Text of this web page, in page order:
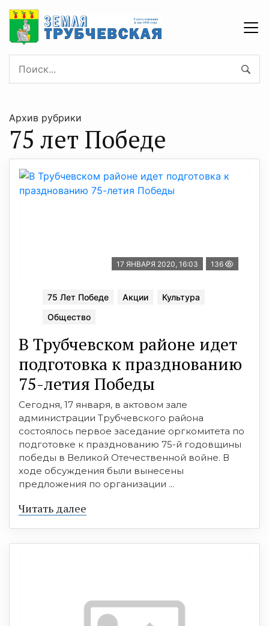
Архив рубрики
75 лет Победе
17 ЯНВАРЯ 2020, 16:03 136
75 Лет Победе Акции
Культура
Общество
В Трубчевском районе идет
подготовка к празднованию
75-летия Победы
Сегодня, 17 января, в актовом зале
администрации Трубчевского района
состоялось первое заседание оргкомитета по
подготовке к празднованию 75-й годовщины
победы в Великой Отечественной войне. В
ходе обсуждения были вынесены
предложения по организации ...
Читать далее